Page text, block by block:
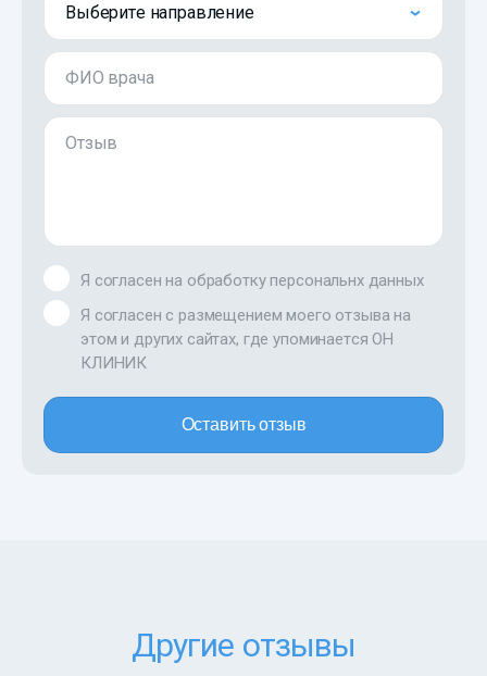
Выберите направление
ФИО врача
Отзыв
Я согласен на обработку персональнх данных
Я согласен с размещением моего отзыва на
этом и других сайтах, где упоминается ОН
КЛИНИК
Оставить отзыв
Другие отзывы